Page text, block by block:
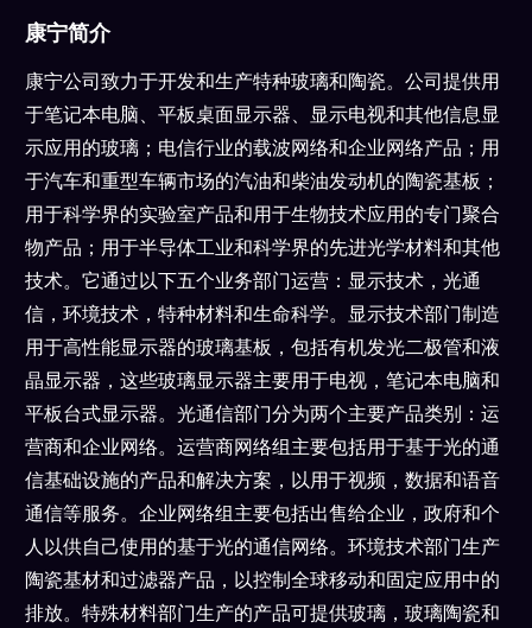
康宁简介
康宁公司致力于开发和生产特种玻璃和陶瓷。公司提供用
于笔记本电脑、平板桌面显示器、显示电视和其他信息显
示应用的玻璃；电信行业的载波网络和企业网络产品；用
于汽车和重型车辆市场的汽油和柴油发动机的陶瓷基板；
用于科学界的实验室产品和用于生物技术应用的专门聚合
物产品；用于半导体工业和科学界的先进光学材料和其他
技术。它通过以下五个业务部门运营：显示技术，光通
信，环境技术，特种材料和生命科学。显示技术部门制造
用于高性能显示器的玻璃基板，包括有机发光二极管和液
晶显示器，这些玻璃显示器主要用于电视，笔记本电脑和
平板台式显示器。光通信部门分为两个主要产品类别：运
营商和企业网络。运营商网络组主要包括用于基于光的通
信基础设施的产品和解决方案，以用于视频，数据和语音
通信等服务。企业网络组主要包括出售给企业，政府和个
人以供自己使用的基于光的通信网络。环境技术部门生产
陶瓷基材和过滤器产品，以控制全球移动和固定应用中的
排放。特殊材料部门生产的产品可提供玻璃，玻璃陶瓷和